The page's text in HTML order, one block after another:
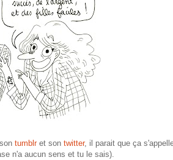
tumblret son twitter, il parait que ça
n'a aucun sens et tu le sais).